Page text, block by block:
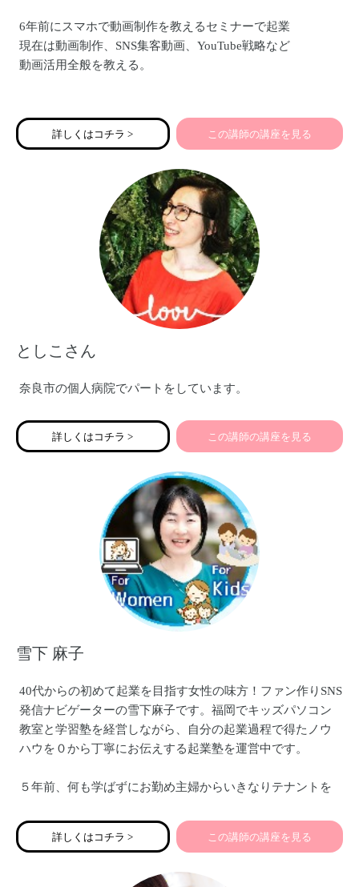
6年前にスマホで動画制作を教えるセミナーで起業
現在は動画制作、SNS集客動画、YouTube戦略など
動画活用全般を教える。
アナログでも機械音痴の方にでも
動画制作をスマホ1台で簡単に
セミナーも動画制作だけではなく
HP、ライン公式、オンライン、料理レシビ動画、YouTube
WEB系全般を教える。
詳しくはコチラ > この講師の講座を見る
としこさん
奈良市の個人病院でパートをしています。
詳しくはコチラ > この講師の講座を見る
雪下 麻子
40代からの初めて起業を目指す女性の味方！ファン作りSNS
発信ナビゲーターの雪下麻子です。福岡でキッズパソコン
教室と学習塾を経営しながら、自分の起業過程で得たノウ
ハウを０から丁寧にお伝えする起業塾を運営中です。
５年前、何も学ばずにお勤め主婦からいきなりテナントを
字続きで撤退ギリギリの状態。心身ともに疲れ切っていま
した。それでもあきらめず、改めてビジネスを学び、理念
詳しくはコチラ > この講師の講座を見る